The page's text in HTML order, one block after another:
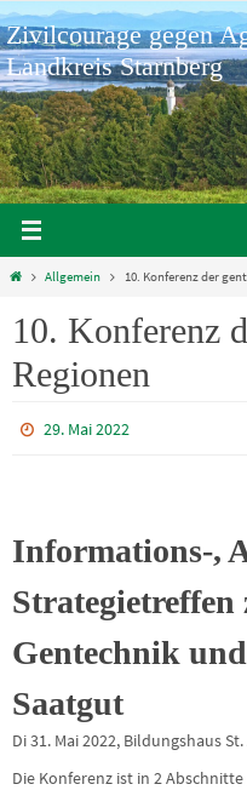
Zum
Inhalt
springen
Zivilcourage gegen
Landkreis Starnberg
HomeAllgemein 10. Konferenz der
10. Konferenz
Regionen
29. Mai 2022
Informations-,
Strategietreffen
Gentechnik
Saatgut
Di 31. Mai 2022, Bildungshaus
Die Konferenz ist in 2